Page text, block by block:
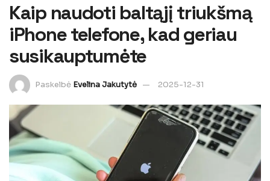
Kaip naudoti baltąjį triukšmą
iPhone telefone, kad geriau
susikauptumėte
Paskelbė Evelina Jakutytė 2025-12-31